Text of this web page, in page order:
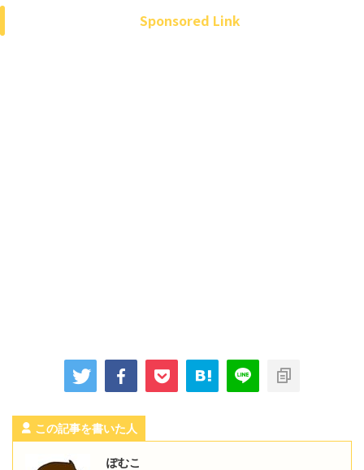
Sponsored Link
この記事を書いた人
ぽむこ